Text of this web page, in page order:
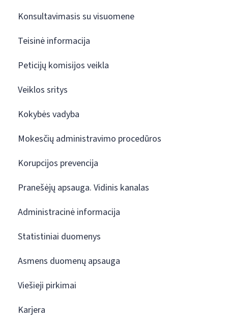
Konsultavimasis su visuomene
Teisinė informacija
Peticijų komisijos veikla
Veiklos sritys
Kokybės vadyba
Mokesčių administravimo procedūros
Korupcijos prevencija
Pranešėjų apsauga. Vidinis kanalas
Administracinė informacija
Statistiniai duomenys
Asmens duomenų apsauga
Viešieji pirkimai
Karjera